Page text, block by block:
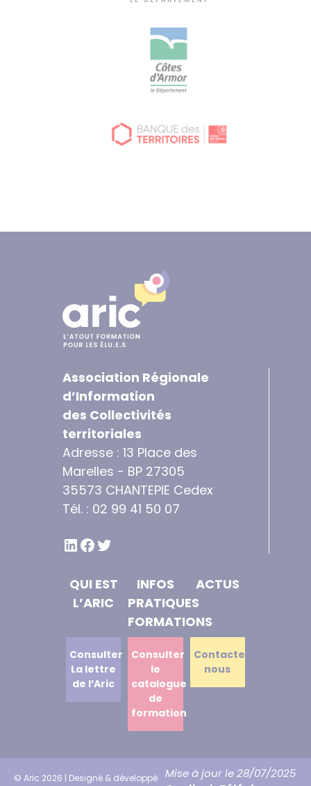
Association Régionale
d’Information
des Collectivités
territoriales
Adresse : 13 Place des
Marelles - BP 27305
35573 CHANTEPIE Cedex
Tél. : 02 99 41 50 07
LINKEDIN
FACEBOOK
TWITTER
QUI EST
L’ARIC
INFOS
PRATIQUES
FORMATIONS
ACTUS
Consulter
La lettre
de l’Aric
Consulter
le
catalogue
de
formation
Contactez
nous
© Aric 2026 | Designé & développé
Mise à jour le 28/07/2025